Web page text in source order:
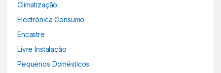
Climatização
Electrónica Consumo
Encastre
Livre Instalação
Pequenos Domésticos